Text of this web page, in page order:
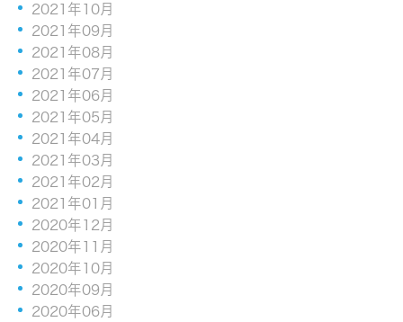
2021年10月
2021年09月
2021年08月
2021年07月
2021年06月
2021年05月
2021年04月
2021年03月
2021年02月
2021年01月
2020年12月
2020年11月
2020年10月
2020年09月
2020年06月